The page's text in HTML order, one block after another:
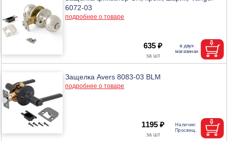
6072-03
подробнее о товаре
635 ₽
Защелка Avers 8083-03 BLM
подробнее о товаре
1195 ₽